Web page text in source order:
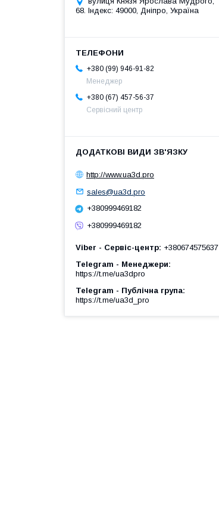
68. Індекс: 49000, Дніпро, Україна
+380 (99) 946-91-82
Менеджер
+380 (67) 457-56-37
Сервісний центр
http://www.ua3d.pro
sales@ua3d.pro
+380999469182
+380999469182
Viber - Сервіс-центр +380674575637
Telegram - Менеджери
https://t.me/ua3dpro
Telegram - Публічна група
https://t.me/ua3d_pro